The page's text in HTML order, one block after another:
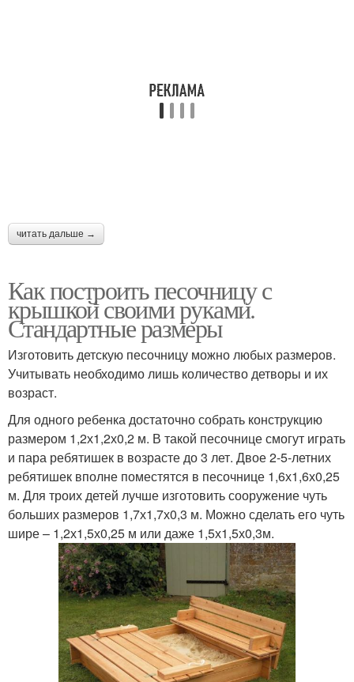
читать дальше →
Как построить песочницу с
крышкой своими руками.
Стандартные размеры
Изготовить детскую песочницу можно любых размеров.
Учитывать необходимо лишь количество детворы и их
возраст.
Для одного ребенка достаточно собрать конструкцию
размером 1,2х1,2х0,2 м. В такой песочнице смогут играть
и пара ребятишек в возрасте до 3 лет. Двое 2-5-летних
ребятишек вполне поместятся в песочнице 1,6х1,6х0,25
м. Для троих детей лучше изготовить сооружение чуть
больших размеров 1,7х1,7х0,3 м. Можно сделать его чуть
шире – 1,2х1,5х0,25 м или даже 1,5х1,5х0,3м.